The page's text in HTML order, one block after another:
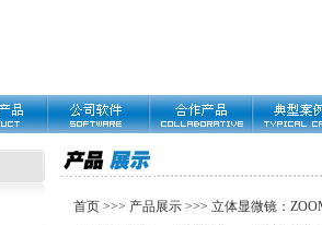
首页 >>> 产品展示 >>> 立体显微镜：